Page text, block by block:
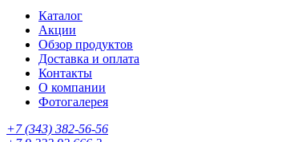
Каталог
Акции
Обзор продуктов
Доставка и оплата
Контакты
О компании
Фотогалерея
+7 (343) 382-56-56